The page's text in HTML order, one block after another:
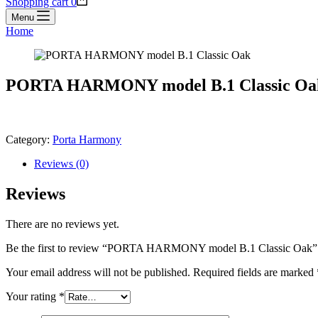
Menu
Home
PORTA HARMONY model B.1 Classic
Category: Porta Harmony
Reviews (0)
Reviews
There are no reviews yet.
Be the first to review “PORTA HARMONY model B.1 Classic Oak”
Your email address will not be published. Required fields are marked
Your rating *